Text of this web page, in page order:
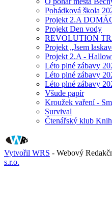
Pohádková škola
Projekt 2.A
Projekt Den vody
REVOLUTION
Projekt „Jsem
Projekt 2.A -
Léto plné zábavy
Léto plné zábavy
Léto plné zábavy
Všude papír
Kroužek vaření -
Survival
Čtenářský klub
Vytvořil WRS - Webový
s.r.o.